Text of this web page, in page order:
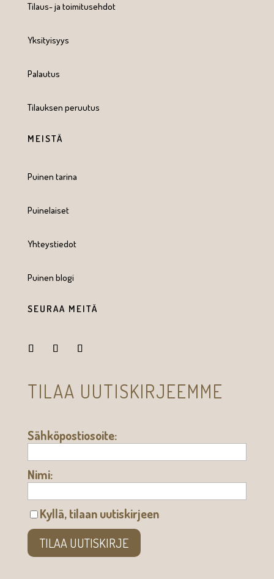
Tilaus- ja toimitusehdot
Yksityisyys
Palautus
Tilauksen peruutus
MEISTÄ
Puinen tarina
Puinelaiset
Yhteystiedot
Puinen blogi
SEURAA MEITÄ
TILAA UUTISKIRJEEMME
Sähköpostiosoite:
Nimi:
Kyllä, tilaan uutiskirjeen